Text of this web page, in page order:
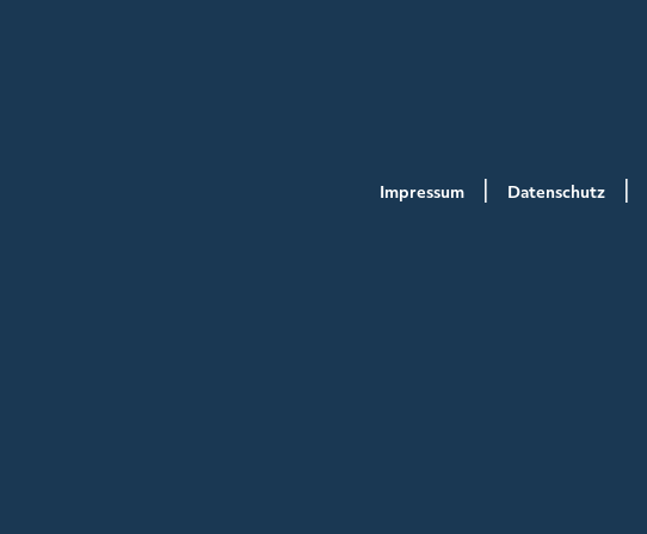
Impressum Datenschutz